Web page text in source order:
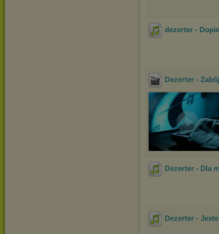
dezerter -
Dezerter -
Dezerter - Dla
Dezerter -